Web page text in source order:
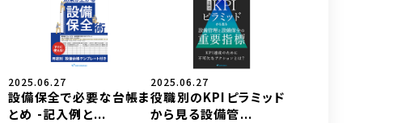
2025.06.27
設備保全で必要な台帳ま
とめ -記入例と...
2025.06.27
役職別のKPIピラミッド
から見る設備管...